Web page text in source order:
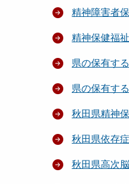
精神障害者
精神保健福
県の保有す
県の保有す
秋田県精神
秋田県依存
秋田県高次